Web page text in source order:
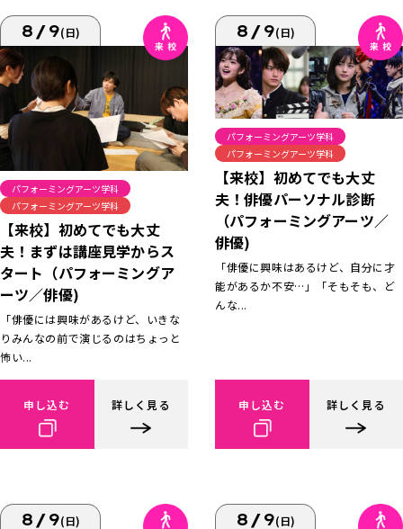
8/9(日)
パフォーミングアーツ学科
パフォーミングアーツ学科
【来校】初めてでも大丈
夫！まずは講座見学からス
タート（パフォーミングア
ーツ／俳優)
「俳優には興味があるけど、いきな
りみんなの前で演じるのはちょっと
怖い...
申し込む 詳しく見る
8/9(日)
パフォーミングアーツ学科
パフォーミングアーツ学科
【来校】初めてでも大丈
夫！俳優パーソナル診断
（パフォーミングアーツ／
俳優)
「俳優に興味はあるけど、自分に才
能があるか不安…」「そもそも、ど
んな...
申し込む 詳しく見る
8/9(日) 8/9(日)